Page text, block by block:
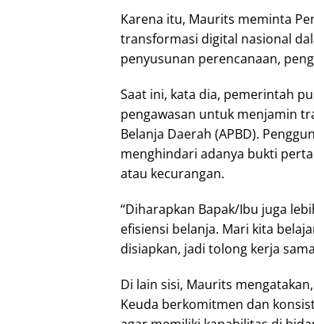
Karena itu, Maurits meminta
transformasi digital nasional
penyusunan perencanaan,
Saat ini, kata dia, pemerintah
pengawasan untuk menjamin
Belanja Daerah (APBD).
menghindari adanya bukti
atau kecurangan.
“Diharapkan Bapak/Ibu juga
efisiensi belanja. Mari kita
disiapkan, jadi tolong kerja
Di lain sisi, Maurits
Keuda berkomitmen dan